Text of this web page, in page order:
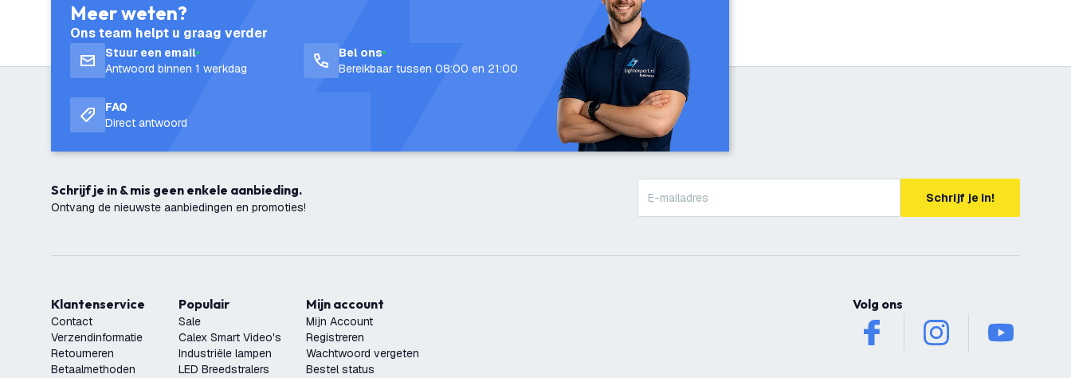
Meer weten?
Ons team helpt u graag verder
Stuur een email
Antwoord binnen 1 werkdag
Bel ons
Bereikbaar tussen 08:00 en 21:00
FAQ
Direct antwoord
Schrijf je in & mis geen enkele aanbieding.
Ontvang de nieuwste aanbiedingen en promoties!
Schrijf je in!
Klantenservice
Contact
Verzendinformatie
Retourneren
Betaalmethoden
Populair
Sale
Calex Smart Video's
Industriële lampen
LED Breedstralers
Mijn account
Mijn Account
Registreren
Wachtwoord vergeten
Bestel status
Volg ons
facebook instagram youtube